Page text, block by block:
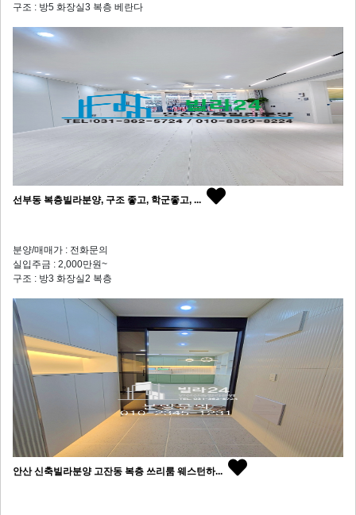
구조 : 방5 화장실3 복층 베란다
선부동 복층빌라분양, 구조 좋고, 학군좋고, ...
분양/매매가 : 전화문의
실입주금 : 2,000만원~
구조 : 방3 화장실2 복층
안산 신축빌라분양 고잔동 복층 쓰리룸 웨스턴하...